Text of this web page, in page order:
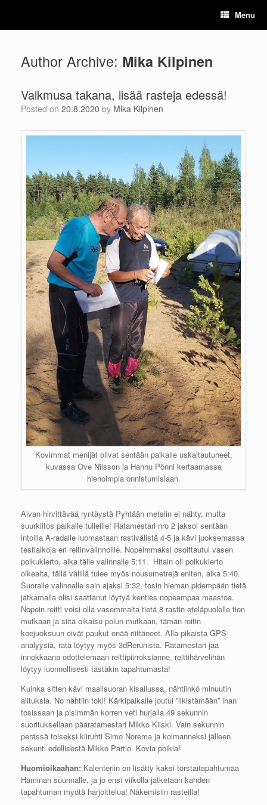
content
Menu
Author Archive: Mika Kilpinen
Valkmusa takana, lisää rasteja edessä!
Posted on 20.8.2020 by Mika Kilpinen
Kovimmat menijät olivat sentään paikalle uskaltautuneet,
kuvassa Ove Nilsson ja Hannu Pönni kertaamassa
hienoimpia onnistumisiaan.
Aivan hirvittävää ryntäystä Pyhtään metsiin ei nähty, mutta
suurkiitos paikalle tulleille! Ratamestari nro 2 jaksoi sentään
intoilla A-radalle luomastaan rastivälistä 4-5 ja kävi juoksemassa
testiaikoja eri reitinvalinnoille. Nopeimmaksi osoittautui vasen
polkukierto, aika tälle valinnalle 5:11. Hitain oli polkukierto
oikealta, tällä välillä tulee myös nousumetrejä eniten, aika 5:40.
Suoralle valinnalle sain ajaksi 5:32, tosin hieman pidempään tietä
jatkamalla olisi saattanut löytyä kenties nopeampaa maastoa.
Nopein reitti voisi olla vasemmalta tietä 8 rastin eteläpuolelle tien
mutkaan ja siitä oikaisu polun mutkaan, tämän reitin
koejuoksuun eivät paukut enää riittäneet. Alla pikaista GPS-
analyysiä, rata löytyy myös 3dRerunista. Ratamestari jää
innokkaana odottelemaan reittipiirroksianne, reittihärvelihän
löytyy luonnollisesti tästäkin tapahtumasta!
Kuinka sitten kävi maalisuoran kisailussa, nähtiinkö minuutin
alituksia. No nähtiin toki! Kärkipaikalle joutui ”likistämään” ihan
tosissaan ja pisimmän korren veti hurjalla 49 sekunnin
suorituksellaan pääratamestari Mikko Kiiski. Vain sekunnin
perässä toiseksi kiiruhti Simo Norema ja kolmanneksi jälleen
sekunti edellisestä Mikko Partio. Kovia poikia!
Huomioikaahan: Kalenteriin on lisätty kaksi torstaitapahtumaa
Haminan suunnalle, ja jo ensi viikolla jatketaan kahden
tapahtuman myötä harjoittelua! Näkemisiin rasteilla!